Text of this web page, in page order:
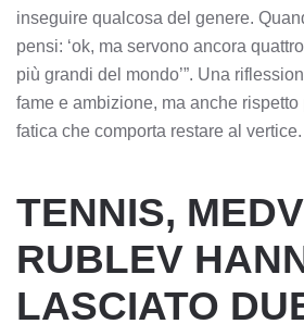
inseguire qualcosa del genere.
pensi: ‘ok, ma servono ancora
più grandi del mondo’”. Una
fame e ambizione, ma anche
fatica che comporta restare al vertice.
TENNIS,
RUBLEV
LASCIATO